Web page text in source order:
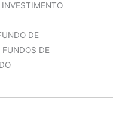
DE
DE